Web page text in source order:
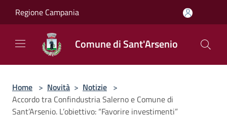
Regione Campania
Comune di Sant'Arsenio
Home > Novità > Notizie >
Accordo tra Confindustria Salerno e Comune di
Sant’Arsenio. L’obiettivo: “Favorire investimenti”